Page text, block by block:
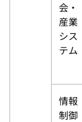
会・
産業
シス
テム
情報
制御